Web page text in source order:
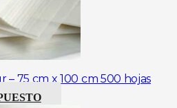
– 75 cm x 100 cm 500 hojas